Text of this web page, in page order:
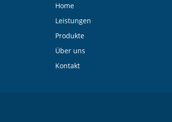
Home
Leistungen
Produkte
Über uns
Kontakt